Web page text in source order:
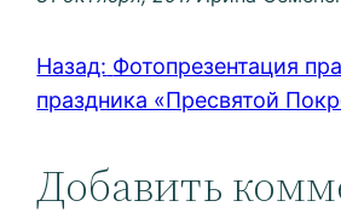
Назад: Фотопрезентация
праздника «Пресвятой
Добавить